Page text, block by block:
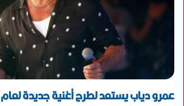
عمرو دياب يستعد لطرح أغنية جديدة لعام 2023